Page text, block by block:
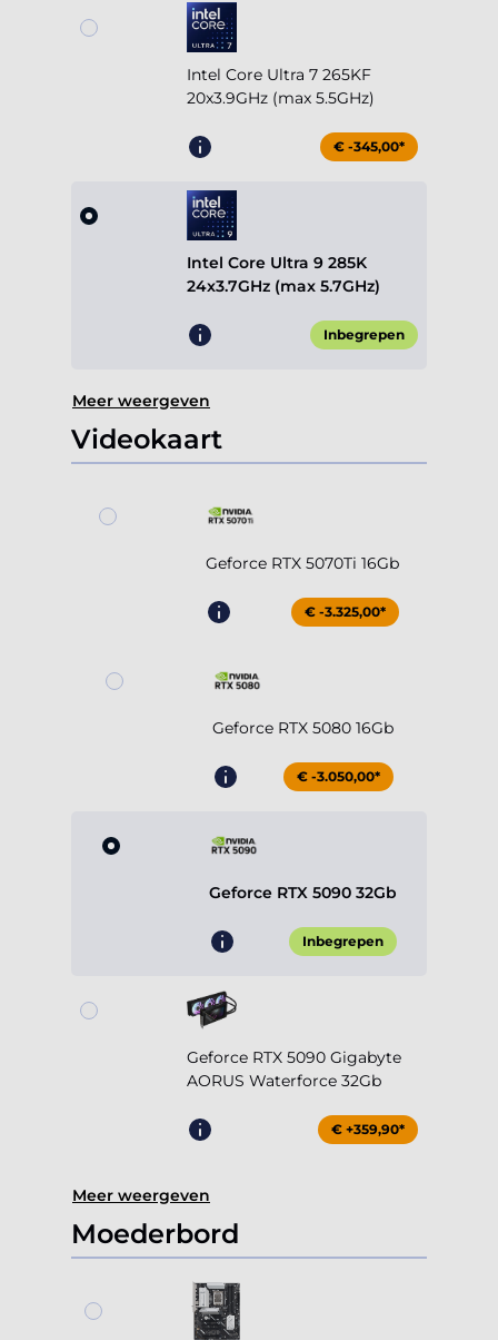
Intel Core Ultra 7 265KF
20x3.9GHz (max 5.5GHz)
€ -345,00*
Intel Core Ultra 9 285K
24x3.7GHz (max 5.7GHz)
Inbegrepen
Meer weergeven
Videokaart
Geforce RTX 5070Ti 16Gb
€ -3.325,00*
Geforce RTX 5080 16Gb
€ -3.050,00*
Geforce RTX 5090 32Gb
Inbegrepen
Geforce RTX 5090 Gigabyte
AORUS Waterforce 32Gb
€ +359,90*
Meer weergeven
Moederbord